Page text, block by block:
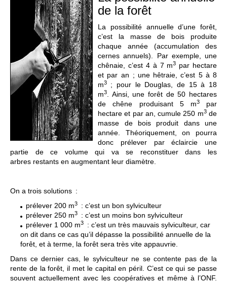
de la forêt
La possibilité annuelle d’une forêt,
c’est la masse de bois produite
chaque année (accumulation des
cernes annuels). Par exemple, une
chênaie, c’est 4 à 7 m3 par hectare
et par an ; une hêtraie, c’est 5 à 8
m3
; pour le Douglas, de 15 à 18
m3. Ainsi, une forêt de 50 hectares
de chêne produisant 5 m3par
hectare et par an, cumule 250 m3de
masse de bois produit dans une
année. Théoriquement, on pourra
donc prélever par éclaircie une
partie de ce volume qui va se reconstituer dans les
arbres restants en augmentant leur diamètre.
On a trois solutions :
prélever 200 m3
: c’est un bon sylviculteur
prélever 250 m3
: c’est un moins bon sylviculteur
prélever 1 000 m3
: c’est un très mauvais sylviculteur, car
on dit dans ce cas qu’il dépasse la possibilité annuelle de la
forêt, et à terme, la forêt sera très vite appauvrie.
Dans ce dernier cas, le sylviculteur ne se contente pas de la
rente de la forêt, il met le capital en péril. C’est ce qui se passe
souvent actuellement avec les coopératives et même à l’ONF.